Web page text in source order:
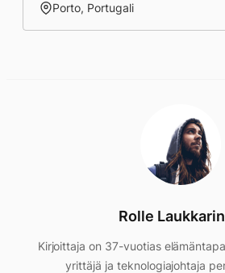
Porto, Portugali
Rolle
Kirjoittaja on 37-vuotias
yrittäjä ja teknologiajohtaja